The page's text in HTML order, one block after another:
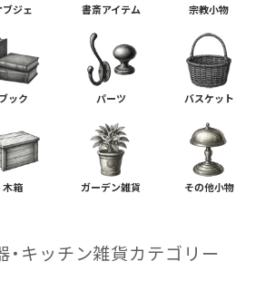
ブジェ 書斎アイテム 宗教小物
ブック パーツ バスケット
木箱 ガーデン雑貨 その他小物
・キッチン雑貨カテゴリー